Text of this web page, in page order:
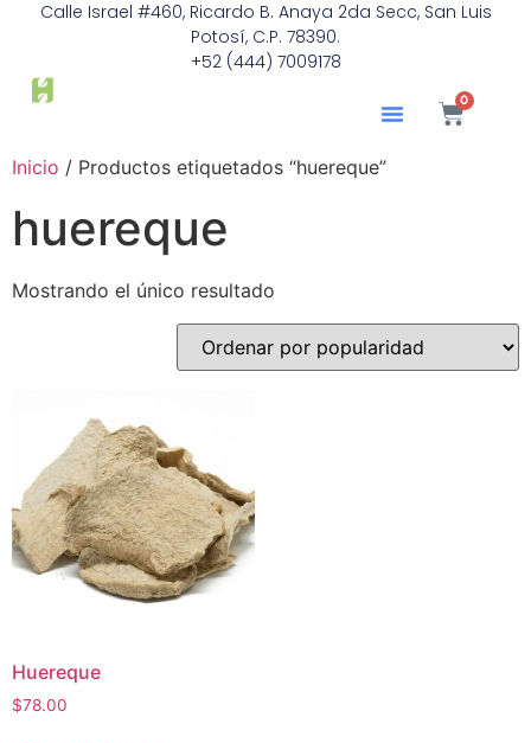
Calle Israel #460, Ricardo B. Anaya 2da Secc, San Luis
Potosí, C.P. 78390.
+52 (444) 7009178
0
Inicio / Productos etiquetados “huereque”
huereque
Mostrando el único resultado
Huereque
$78.00